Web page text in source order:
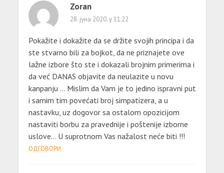
Zoran
28. јуна 2020. у 11:22
Pokažite i dokažite da se držite svojih principa i da
ste stvarno bili za bojkot, da ne priznajete ove
lažne izbore što ste i dokazali brojnim primerima i
da već DANAS objavite da neulazite u novu
kanpanju … Mislim da Vam je to jedino ispravni put
i samim tim povećati broj simpatizera, a u
nastavku, uz dogovor sa ostalom opozicijom
nastaviti borbu za pravednije i poštenije izborne
uslove… U suprotnom Vas nažalost neće biti !!!
ОДГОВОРИ